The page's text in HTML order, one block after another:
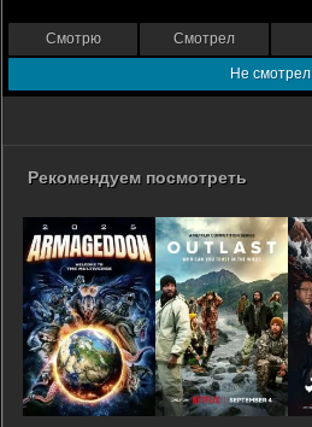
Смотрю Смотрел
Не смотрел
Рекомендуем посмотреть